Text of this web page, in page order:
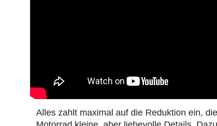
Alles zahlt maximal auf die Reduktion ein,